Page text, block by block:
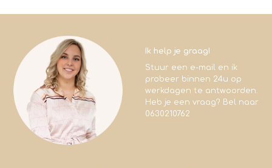
Ik help je graag!
Stuur een e-mail en ik
probeer binnen 24u op
werkdagen te antwoorden.
Heb je een vraag? Bel naar
0630210762